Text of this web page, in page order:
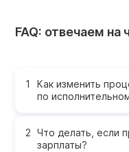
FAQ: отвечаем
Как изменить
по
Что делать, если
зарплаты?